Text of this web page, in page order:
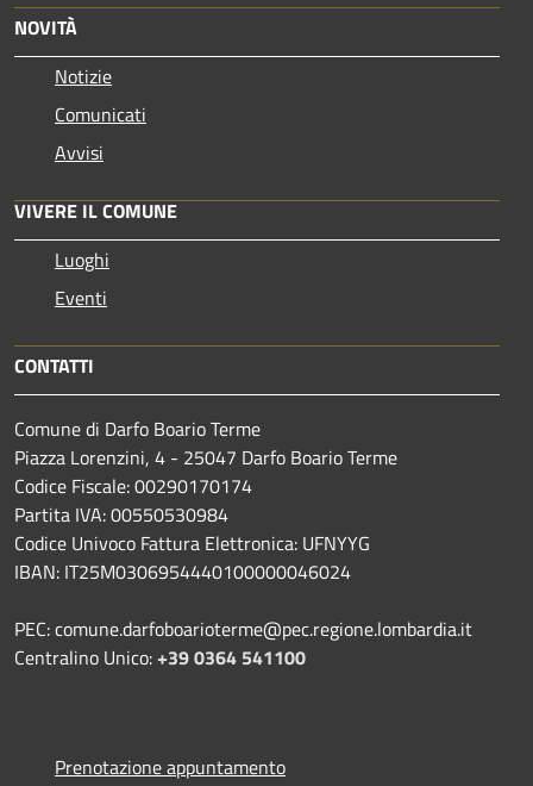
NOVITÀ
Notizie
Comunicati
Avvisi
VIVERE IL COMUNE
Luoghi
Eventi
CONTATTI
Comune di Darfo Boario Terme
Piazza Lorenzini, 4 - 25047 Darfo Boario Terme
Codice Fiscale: 00290170174
Partita IVA: 00550530984
Codice Univoco Fattura Elettronica: UFNYYG
IBAN: IT25M0306954440100000046024
PEC: comune.darfoboarioterme@pec.regione.lombardia.it
Centralino Unico:+39 0364 541100
Prenotazione appuntamento